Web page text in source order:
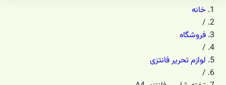
خانه
/
فروشگاه
/
لوازم تحریر فانتزی
/